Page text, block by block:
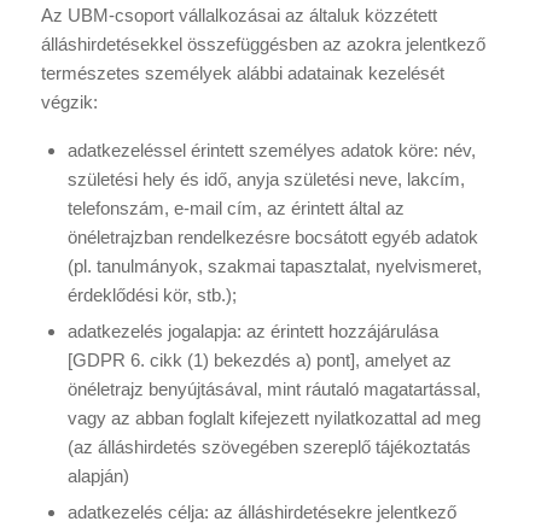
Az UBM-csoport vállalkozásai az általuk közzétett
álláshirdetésekkel összefüggésben az azokra jelentkező
természetes személyek alábbi adatainak kezelését
végzik:
adatkezeléssel érintett személyes adatok köre: név,
születési hely és idő, anyja születési neve, lakcím,
telefonszám, e-mail cím, az érintett által az
önéletrajzban rendelkezésre bocsátott egyéb adatok
(pl. tanulmányok, szakmai tapasztalat, nyelvismeret,
érdeklődési kör, stb.);
adatkezelés jogalapja: az érintett hozzájárulása
[GDPR 6. cikk (1) bekezdés a) pont], amelyet az
önéletrajz benyújtásával, mint ráutaló magatartással,
vagy az abban foglalt kifejezett nyilatkozattal ad meg
(az álláshirdetés szövegében szereplő tájékoztatás
alapján)
adatkezelés célja: az álláshirdetésekre jelentkező